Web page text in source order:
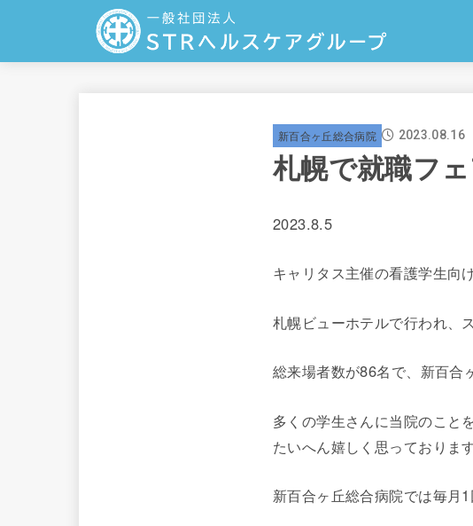
新百合ヶ丘総合病院 2023.08.16
札幌で就職フ
2023.8.5
キャリタス主催の看護学生向
札幌ビューホテルで行われ、
総来場者数が86名で、新百合
多くの学生さんに当院のこと
たいへん嬉しく思っております
新百合ヶ丘総合病院では毎月